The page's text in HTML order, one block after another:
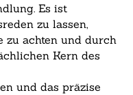
Es ist
zu lassen,
zu achten und durch
Kern des
und das präzise